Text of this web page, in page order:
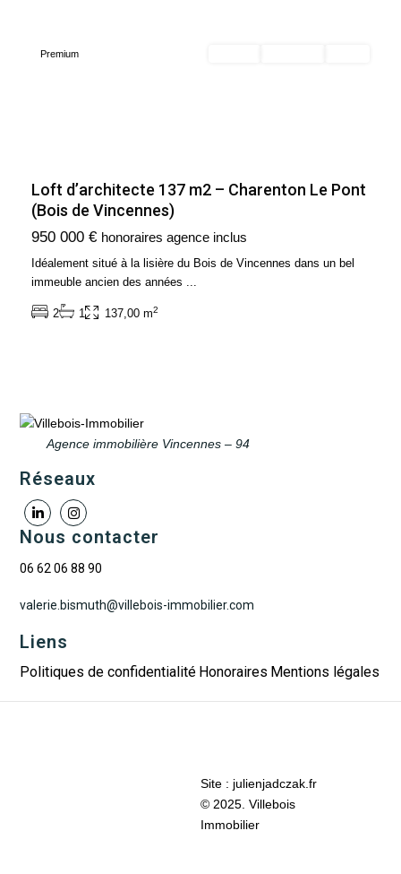
Premium
Loft d’architecte 137 m2 – Charenton Le Pont
(Bois de Vincennes)
950 000 € honoraires agence inclus
Idéalement situé à la lisière du Bois de Vincennes dans un bel
immeuble ancien des années ...
2 1 137,00 m2
Agence immobilière Vincennes – 94
Réseaux
Nous contacter
06 62 06 88 90
valerie.bismuth@villebois-immobilier.com
Liens
Politiques de confidentialité Honoraires Mentions légales
Site : julienjadczak.fr
© 2025. Villebois
Immobilier